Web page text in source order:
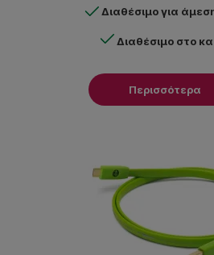
Διαθέσιμο για
Διαθέσιμο στο
Περισσότερα